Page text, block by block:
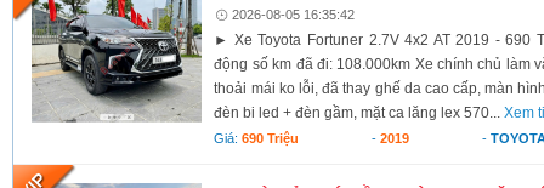
2026-08-05 16:35:42
► Xe Toyota Fortuner 2.7V 4x2 AT 2019 - 690
động số km đã đi: 108.000km Xe chính chủ làm
thoải mái ko lỗi, đã thay ghế da cao cấp, màn
đèn bi led + đèn gầm, mặt ca lăng lex 570...Xem
Giá:690 Triệu -2019 -